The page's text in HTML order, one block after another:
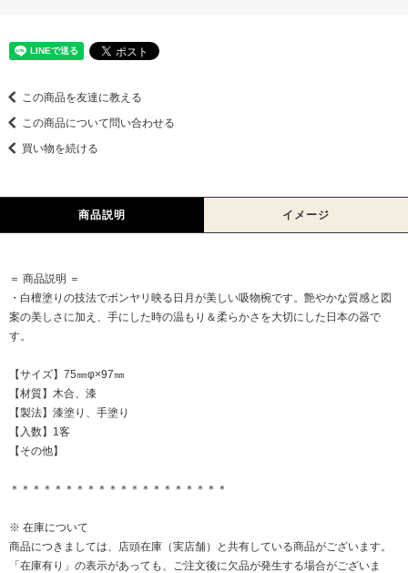
この商品を友達に教える
この商品について問い合わせる
買い物を続ける
商品説明 イメージ
＝ 商品説明 ＝
・白檀塗りの技法でボンヤリ映る日月が美しい吸物椀です。艶やかな質感と図
案の美しさに加え、手にした時の温もり＆柔らかさを大切にした日本の器で
す。
【サイズ】75㎜φ×97㎜
【材質】木合、漆
【製法】漆塗り、手塗り
【入数】1客
【その他】
＊＊＊＊＊＊＊＊＊＊＊＊＊＊＊＊＊＊＊＊
※ 在庫について
商品につきましては、店頭在庫（実店舗）と共有している商品がございます。
「在庫有り」の表示があっても、ご注文後に欠品が発生する場合がございま